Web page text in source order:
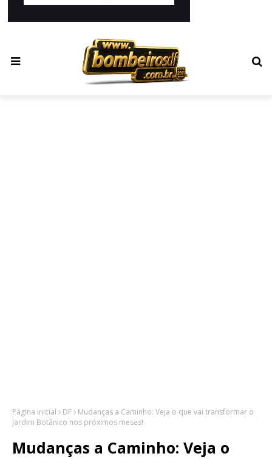
Página inicial DF
Mudanças a Caminho: Veja o que vai transformar o
Jardim Botânico nos próximos meses!
Mudanças a Caminho: Veja o